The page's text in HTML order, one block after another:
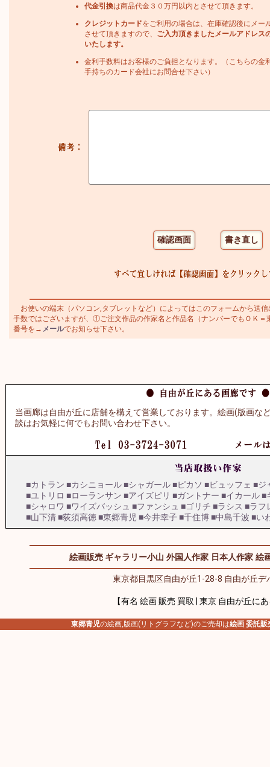
代金引換は商品代金３０万円以内とさせて頂きます。
クレジットカードをご利用の場合は、在庫確認後にメー
させて頂きますので、
ご入力頂きましたメールアドレス
いたします。
金利手数料はお客様のご負担となります。（こちらの金
手持ちのカード会社にお問合せ下さい）
お使いの端末（パソコン,タブレットなど）によってはこのフォームから送
手数ではございますが、①ご注文作品の作家名と作品名（ナンバーでもＯＫ
番号を→ メールでお知らせ下さい。
当画廊は自由が丘に店舗を構えて営業しております。絵画(版画な
談はお気軽に何でもお問い合わせ下さい。
■カトラン ■カシニョール■シャガール■ピカソ ■ビュッフェ ■ジ
■ユトリロ ■ローランサン ■アイズピリ ■ガントナー ■イカール■
■シャロワ ■ワイズバッシュ ■ファンシュ ■ゴリチ ■ラシス ■ラフ
■山下清■荻須高徳■東郷青児 ■今井幸子■千住博■中島千波 ■い
絵画販売 ギャラリー小山 外国人作家 日本人作家 絵
東京都目黒区自由が丘1-28-8 自由が丘デ
【有名 絵画 販売 買取 | 東京 自由が丘に
東郷青児の絵画,版画(リトグラフなど)のご売却は絵画 委託販